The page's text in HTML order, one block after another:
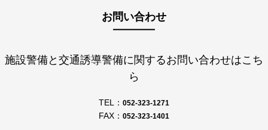
お問い合わせ
施設警備と交通誘導警備に関するお問い合わせはこち
ら
TEL： 052-323-1271
FAX： 052-323-1401